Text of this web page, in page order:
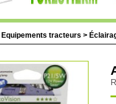
Equipements tracteurs >